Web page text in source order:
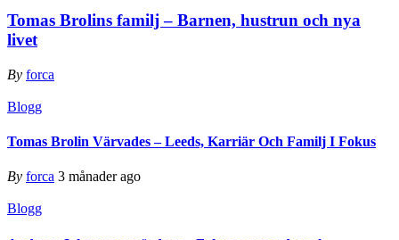
Tomas Brolins familj – Barnen, hustrun och nya
livet
By forca
Blogg
Tomas Brolin Värvades – Leeds, Karriär Och Familj I Fokus
By forca 3 månader ago
Blogg